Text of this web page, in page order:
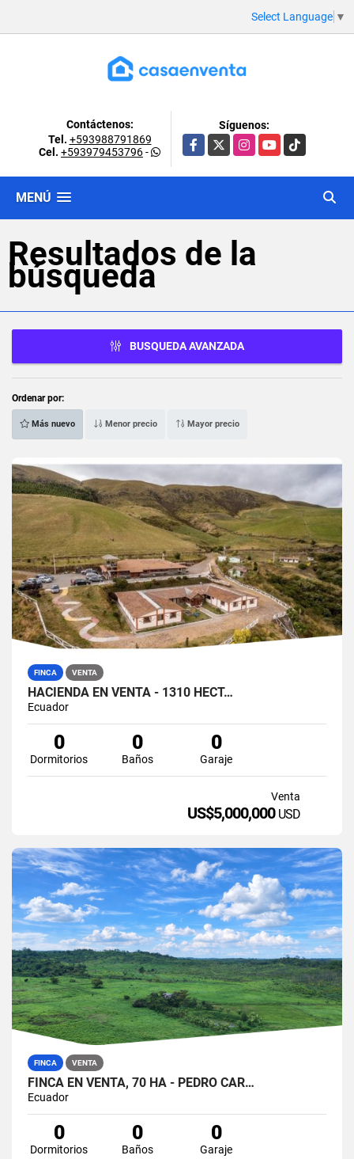
Select Language ▼
Contáctenos:
Tel. +593988791869
Cel. +593979453796-
Síguenos:
Facebook
X InstagramYouTubeTikTok
MENÚ
Resultados de la
búsqueda
BUSQUEDA AVANZADA
Ordenar por:
Más nuevo Menor precio Mayor precio
FINCA VENTA
HACIENDA EN VENTA - 1310 HECT…
Ecuador
0
Dormitorios
0
Baños
0
Garaje
Venta
US$5,000,000 USD
FINCA VENTA
FINCA EN VENTA, 70 HA - PEDRO CAR…
Ecuador
0
Dormitorios
0
Baños
0
Garaje